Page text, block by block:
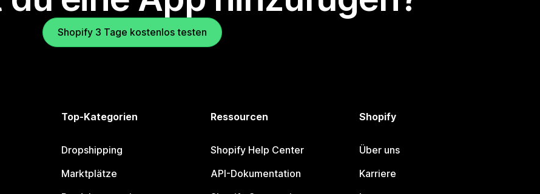
Shopify 3 Tage kostenlos testen
Top-Kategorien
Dropshipping
Marktplätze
Ressourcen
Shopify Help Center
API-Dokumentation
Shopify
Über uns
Karriere